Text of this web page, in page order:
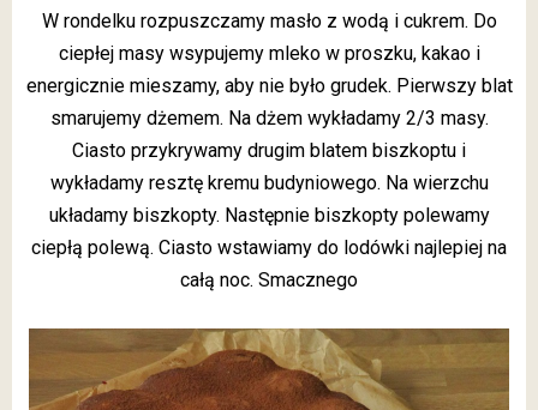
W rondelku rozpuszczamy masło z wodą i cukrem. Do
ciepłej masy wsypujemy mleko w proszku, kakao i
energicznie mieszamy, aby nie było grudek. Pierwszy blat
smarujemy dżemem. Na dżem wykładamy 2/3 masy.
Ciasto przykrywamy drugim blatem biszkoptu i
wykładamy resztę kremu budyniowego. Na wierzchu
układamy biszkopty. Następnie biszkopty polewamy
ciepłą polewą. Ciasto wstawiamy do lodówki najlepiej na
całą noc. Smacznego